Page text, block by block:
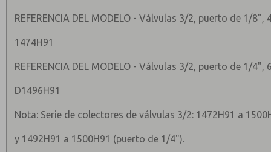
REFERENCIA DEL MODELO - Válvulas 3/2, puerto de 1/8",
1474H91
REFERENCIA DEL MODELO - Válvulas 3/2, puerto de 1/4",
D1496H91
Nota: Serie de colectores de válvulas 3/2: 1472H91 a
y 1492H91 a 1500H91 (puerto de 1/4").